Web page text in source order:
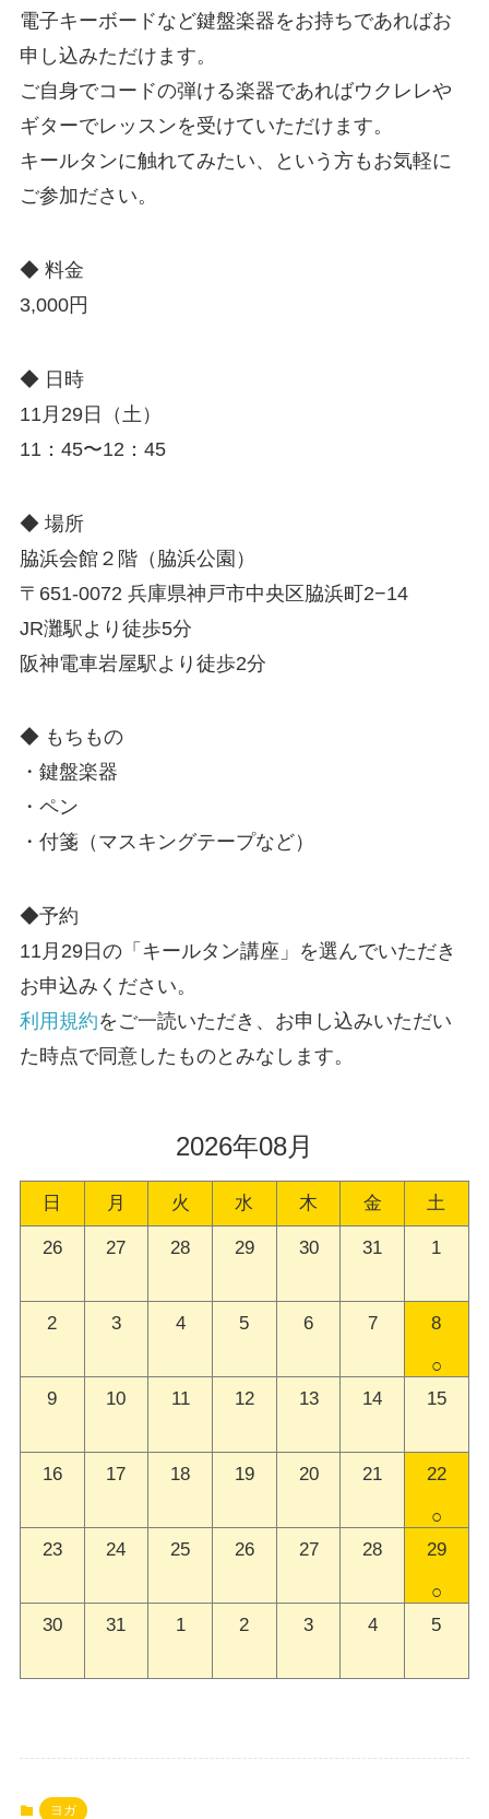
電子キーボードなど鍵盤楽器をお持ちであればお
申し込みただけます。
ご自身でコードの弾ける楽器であればウクレレや
ギターでレッスンを受けていただけます。
キールタンに触れてみたい、という方もお気軽に
ご参加ださい。
◆ 料金
3,000円
◆ 日時
11月29日（土）
11：45〜12：45
◆ 場所
脇浜会館２階（脇浜公園）
〒651-0072 兵庫県神戸市中央区脇浜町2−14
JR灘駅より徒歩5分
阪神電車岩屋駅より徒歩2分
◆ もちもの
・鍵盤楽器
・ペン
・付箋（マスキングテープなど）
◆予約
11月29日の「キールタン講座」を選んでいただき
お申込みください。
利用規約をご一読いただき、お申し込みいただい
た時点で同意したものとみなします。
2026年08月
日 月 火 水 木 金 土
26 27 28 29 30 31 1
2 3 4 5 6 7 8
○
9 10 11 12 13 14 15
16 17 18 19 20 21 22
○
23 24 25 26 27 28 29
○
30 31 1 2 3 4 5
ヨガ